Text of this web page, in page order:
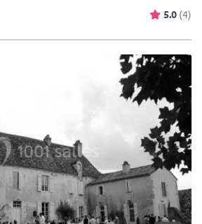
5.0 (4)